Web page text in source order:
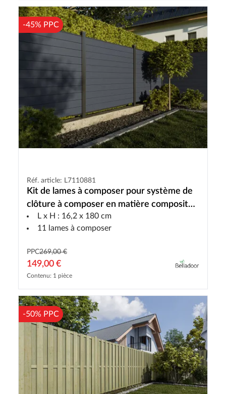
-45% PPC
Réf. article: L7110881
Kit de lames à composer pour système de
clôture à composer en matière composite
gris foncé
L x H : 16,2 x 180 cm
11 lames à composer
PPC269,00 €
149,00 €
Contenu: 1 pièce
-50% PPC